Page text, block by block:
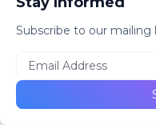
Subscribe to our